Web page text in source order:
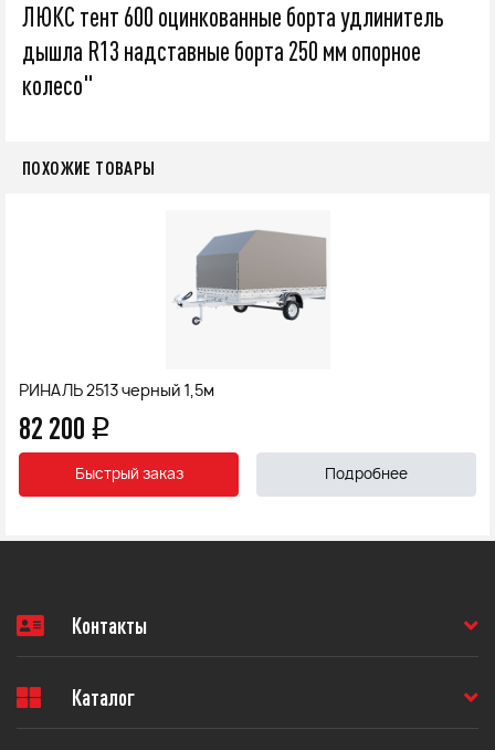
ЛЮКС тент 600 оцинкованные борта удлинитель
дышла R13 надставные борта 250 мм опорное
колесо"
ПОХОЖИЕ ТОВАРЫ
РИНАЛЬ 2513 черный 1,5м
82 200 q
Быстрый заказ Подробнее
Контакты
Каталог